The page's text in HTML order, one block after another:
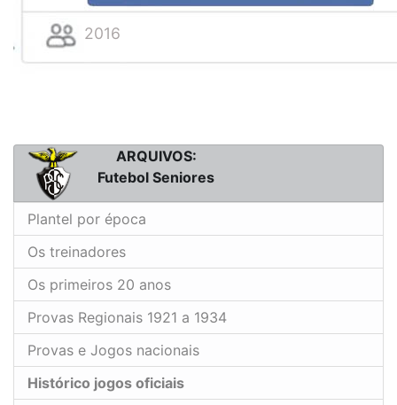
2016
ARQUIVOS:
Futebol Seniores
Plantel por época
Os treinadores
Os primeiros 20 anos
Provas Regionais 1921 a 1934
Provas e Jogos nacionais
Histórico jogos oficiais